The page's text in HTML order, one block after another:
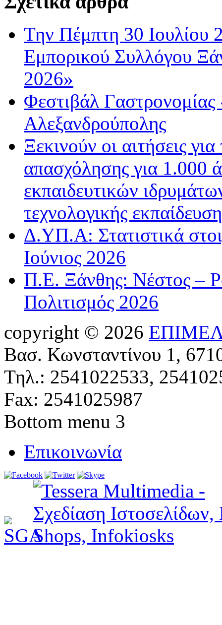
Την Πέμπτη 30 Ιουλίου
Εμπορικού Συλλόγου
2026»
Φεστιβάλ
Αλεξανδρούπολης
Ξεκινούν οι αιτήσεις
απασχόλησης για 1.000
εκπαιδευτικών
τεχνολογικής
Δ.ΥΠ.Α: Στατιστικά
Ιούνιος 2026
Π.Ε. Ξάνθης: Νέστος –
Πολιτισμός 2026
copyright © 2026
Βασ. Κωνσταντίνου 1,
Τηλ.: 2541022533,
Fax: 2541025987
Bottom menu 3
Επικοινωνία